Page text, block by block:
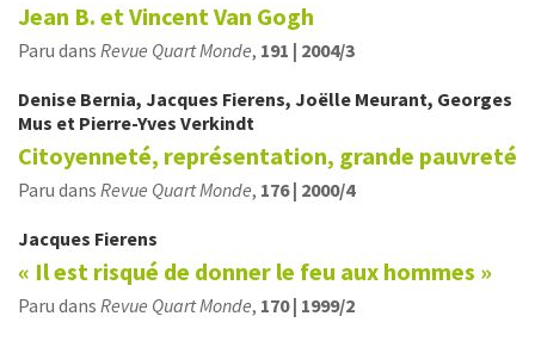
Jean B. et Vincent Van Gogh
Paru dans Revue Quart Monde, 191 | 2004/3
Denise Bernia, Jacques Fierens, Joëlle Meurant, Georges
Mus et Pierre-Yves Verkindt
Citoyenneté, représentation, grande pauvreté
Paru dans Revue Quart Monde, 176 | 2000/4
Jacques Fierens
« Il est risqué de donner le feu aux hommes »
Paru dans Revue Quart Monde, 170 | 1999/2